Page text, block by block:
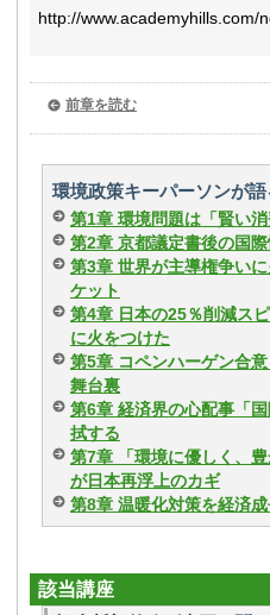
http://www.academyhills.com/
前章を読む
環境政策キーパーソンが
第1章 環境問題は「賢い
第2章 京都議定書後の国
第3章 世界が主導権争い
ケット
第4章 日本の25％削減ス
に火をつけた
第5章 コペンハーゲン合
舞台裏
第6章 経済界の心配事「
拭する
第7章 「環境に優しく、
が日本再浮上のカギ
第8章 温暖化対策を経済
該当講座